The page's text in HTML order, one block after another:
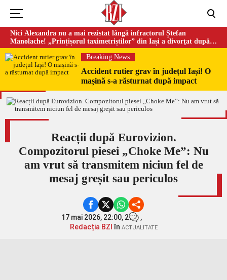
Nici Alexandra nu a mai rezistat lângă infractorul Ștefan
Manolache! „Prințișorul taximetriștilor” din Iași a divorţat după
doi ani de căsnicie
Breaking News
Accident rutier grav în județul Iași! O
mașină s-a răsturnat după impact
Reacții după Eurovizion.
Compozitorul piesei „Choke Me”: Nu
am vrut să transmitem niciun fel de
mesaj greșit sau periculos
17 mai 2026, 22:00, 2
,
Redacția BZI în ACTUALITATE